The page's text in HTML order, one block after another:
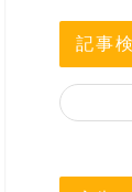
記事